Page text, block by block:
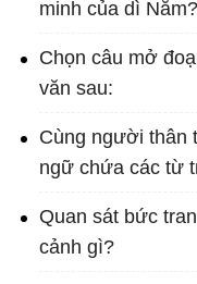
minh của dì Năm?
Chọn câu mở
văn sau:
Cùng người thân
ngữ chứa các từ
Quan sát bức
cảnh gì?